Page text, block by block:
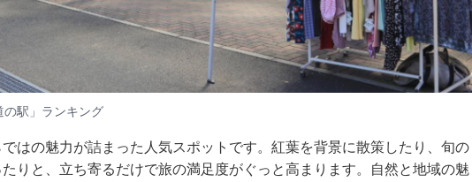
駅」ランキング
はの魅力が詰まった人気スポットです。紅葉を背景に散策したり、旬の
りと、立ち寄るだけで旅の満足度がぐっと高まります。自然と地域の魅